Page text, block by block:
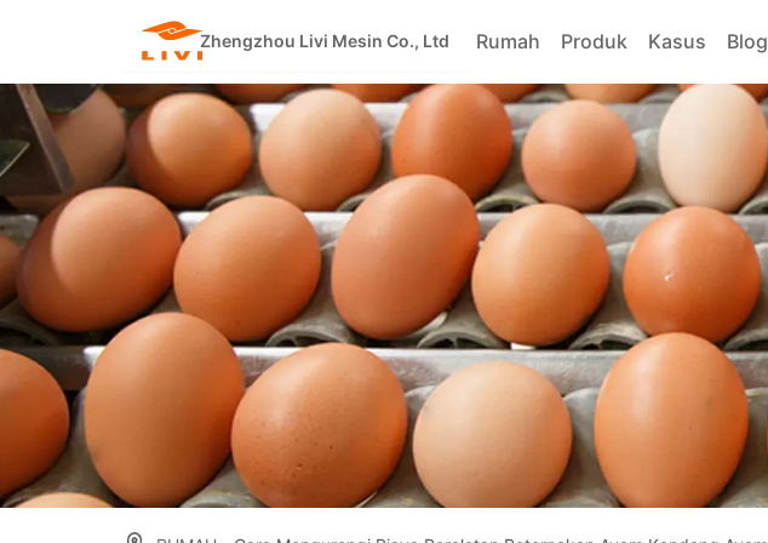
Zhengzhou Livi Mesin Co., Ltd Rumah Produk Kasus Blog